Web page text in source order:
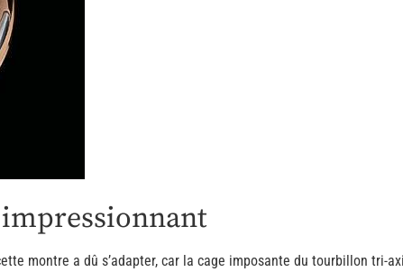
montre a dû s’adapter, car la cage imposante du tourbillon tri-